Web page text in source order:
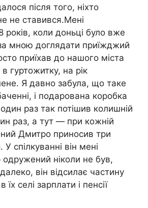
після того, ніхто
не ставився.Мені
коли доньці було вже
мною доглядати приїжджий
приїхав до нашого міста
гуртожитку, на рік
Я давно забула, що таке
і подарована коробка
раз так потішив колишній
раз, а тут — при кожній
Дмитро приносив три
спілкуванні він мені
ніколи не був,
він відсилає частину
селі зарплати і пенсії